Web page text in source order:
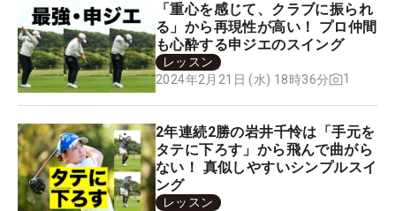
「重心を感じて、クラブに振られ
る」から再現性が高い！ プロ仲間
も心酔する申ジエのスイング
レッスン
2024年2月21日 (水) 18時36分
1
2年連続2勝の岩井千怜は「手元を
タテに下ろす」から飛んで曲がら
ない！ 真似しやすいシンプルスイ
ング
レッスン